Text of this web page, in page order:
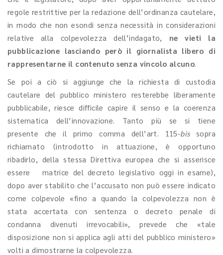
regole restrittive per la redazione dell’ordinanza cautelare,
in modo che non esondi senza necessità in considerazioni
relative alla colpevolezza dell’indagato, ne vieti la
pubblicazione lasciando però il giornalista libero di
rappresentarne il contenuto senza vincolo alcuno.
Se poi a ciò si aggiunge che la richiesta di custodia
cautelare del pubblico ministero resterebbe liberamente
pubblicabile, riesce difficile capire il senso e la coerenza
sistematica dell’innovazione. Tanto più se si tiene
presente che il primo comma dell’art. 115-bissopra
richiamato (introdotto in attuazione, è opportuno
ribadirlo, della stessa Direttiva europea che si asserisce
essere matrice del decreto legislativo oggi in esame),
dopo aver stabilito che l’accusato non può essere indicato
come colpevole «fino a quando la colpevolezza non è
stata accertata con sentenza o decreto penale di
condanna divenuti irrevocabili», prevede che «tale
disposizione non si applica agli atti del pubblico ministero»
volti a dimostrarne la colpevolezza.